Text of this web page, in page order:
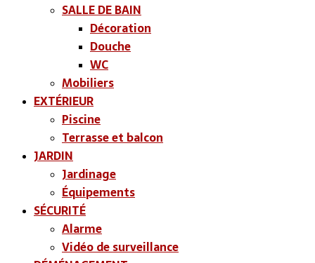
SALLE DE BAIN
Décoration
Douche
WC
Mobiliers
EXTÉRIEUR
Piscine
Terrasse et balcon
JARDIN
Jardinage
Équipements
SÉCURITÉ
Alarme
Vidéo de surveillance